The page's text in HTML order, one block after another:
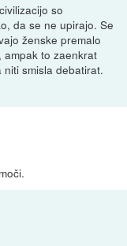
so
da se ne upirajo. Se
ženske premalo
ampak to zaenkrat
smisla debatirat.